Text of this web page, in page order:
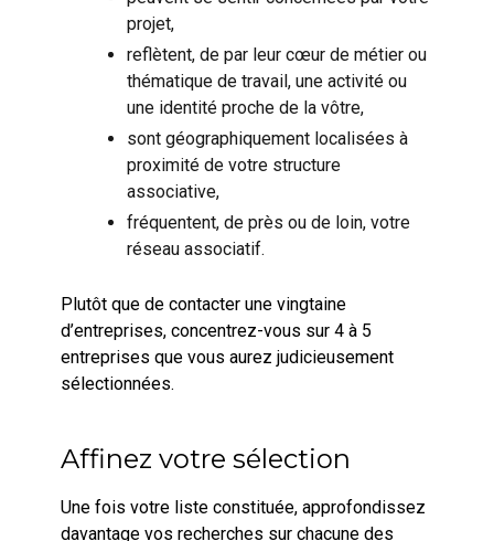
projet,
reflètent, de par leur cœur de métier ou
thématique de travail, une activité ou
une identité proche de la vôtre,
sont géographiquement localisées à
proximité de votre structure
associative,
fréquentent, de près ou de loin, votre
réseau associatif.
Plutôt que de contacter une vingtaine
d’entreprises, concentrez-vous sur 4 à 5
entreprises que vous aurez judicieusement
sélectionnées.
Affinez votre sélection
Une fois votre liste constituée, approfondissez
davantage vos recherches sur chacune des